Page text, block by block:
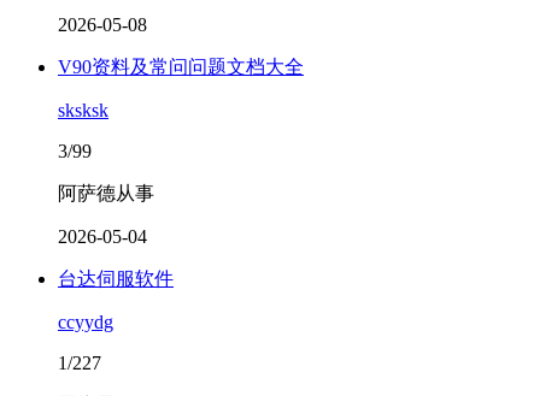
2026-05-08
V90资料及常问问题文档大全
sksksk
3/99
阿萨德从事
2026-05-04
台达伺服软件
ccyydg
1/227